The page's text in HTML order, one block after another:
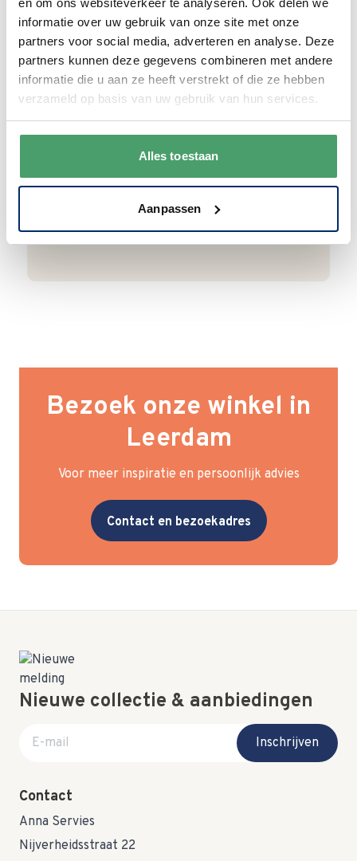
informatie over uw gebruik van onze site met onze
partners voor social media, adverteren en analyse. Deze
partners kunnen deze gegevens combineren met andere
informatie die u aan ze heeft verstrekt of die ze hebben
verzameld op basis van uw gebruik van hun services.
Alles toestaan
Aanpassen
Goede waardering
We krijgen een goede waardering van Onze
Bezoek onze winkel in
Leerdam
Voor meer inspiratie en persoonlijk advies
Contact en bezoekadres
Nieuwe collectie & aanbiedingen
E-mail adres
Inschrijven
Contact
Anna Servies
Nijverheidsstraat 22